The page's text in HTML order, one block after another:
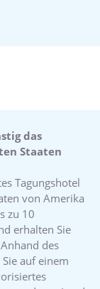
das
Staaten
Tagungshotel
von Amerika
zu 10
erhalten Sie
des
auf einem